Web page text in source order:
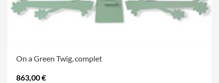
On a Green Twig, complet
863,00 €